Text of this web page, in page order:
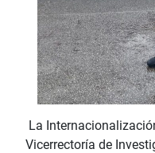
La
Vicerrectoría de